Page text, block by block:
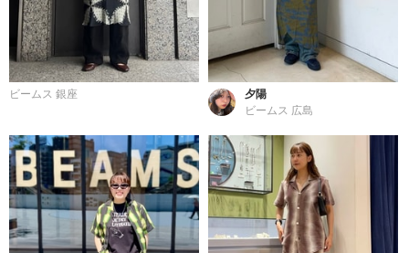
ビームス 銀座
夕陽
ビームス 広島